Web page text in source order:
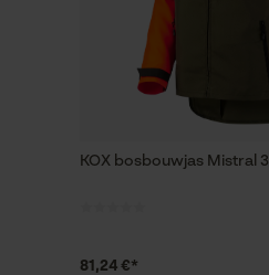
KOX bosbouwjas Mistral
81,24 €*